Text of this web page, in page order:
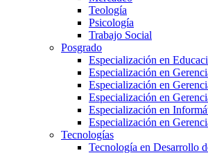
Teología
Psicología
Trabajo Social
Posgrado
Especialización en
Especialización en
Especialización en
Especialización en
Especialización en
Especialización en
Tecnologías
Tecnología en Desarrollo